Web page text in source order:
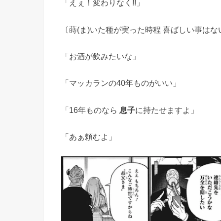
「えぇ！変わりなく!!」
〔蒔(ま)いた種が実った時程 喜ばしい事はな
「お酒が飲みたいな」
「マッカランの40年ものがいい」
「16年ものなら 息子に持たせますよ」
「あぁ頼むよ」